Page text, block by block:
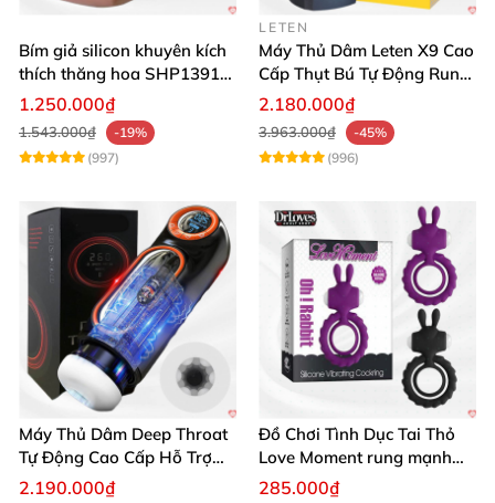
Bím giả silicon khuyên kích
thích thăng hoa SHP1391
ShopHanhPhuc
1.250.000₫
1.543.000₫
-19%
(997)
LETEN
Máy Thủ Dâm Leten X9 Cao
Cấp Thụt Bú Tự Động Rung
Rên
2.180.000₫
3.963.000₫
-45%
(996)
Máy Thủ Dâm Deep Throat
Tự Động Cao Cấp Hỗ Trợ
Gắn Tường
2.190.000₫
Đồ Chơi Tình Dục Tai Thỏ
Love Moment rung mạnh
mẽ êm ái
285.000₫